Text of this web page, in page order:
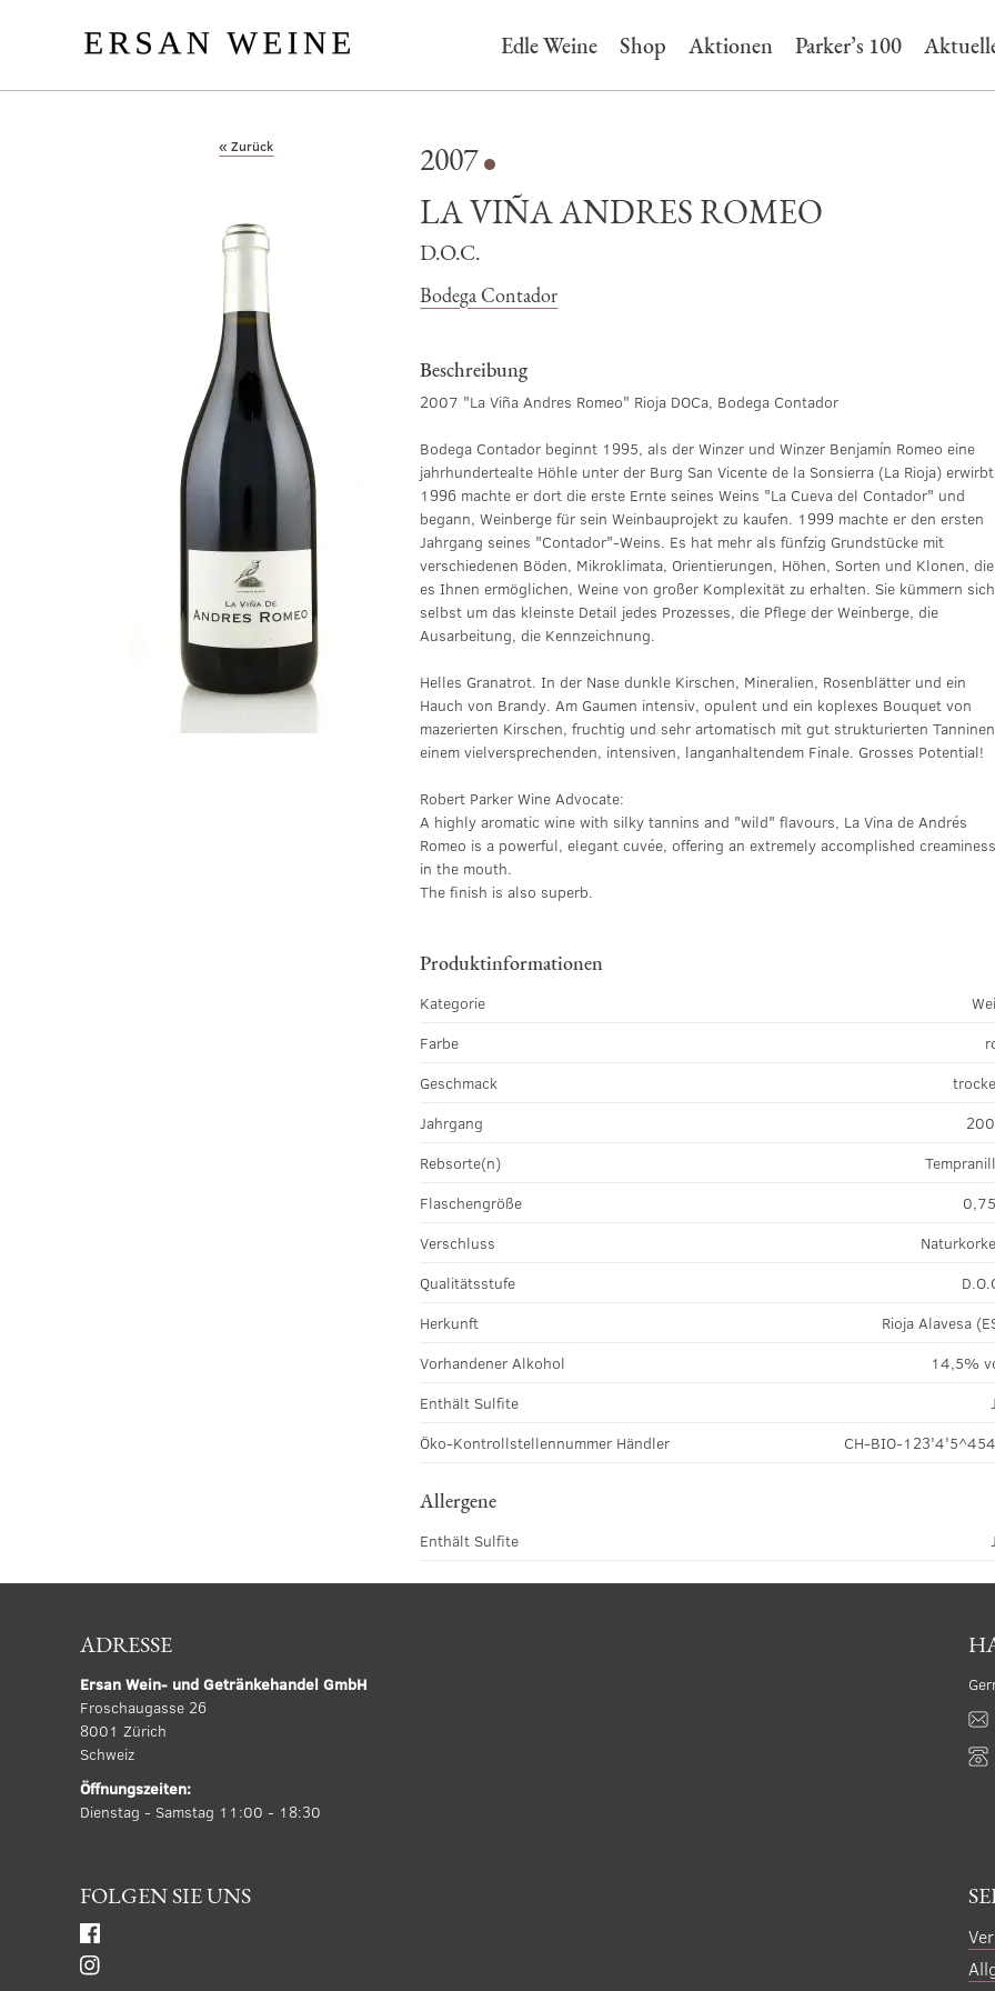
Edle Weine Shop Aktionen Parker’s 100
« Zurück 2007
LA VIÑA ANDRES ROMEO
D.O.C.
Bodega Contador
Beschreibung
2007 "La Viña Andres Romeo" Rioja DOCa, Bodega Contador
Bodega Contador beginnt 1995, als der Winzer und Winzer Benjamín Romeo eine
jahrhundertealte Höhle unter der Burg San Vicente de la Sonsierra (La Rioja)
1996 machte er dort die erste Ernte seines Weins "La Cueva del Contador" und
begann, Weinberge für sein Weinbauprojekt zu kaufen. 1999 machte er den ersten
Jahrgang seines "Contador"-Weins. Es hat mehr als fünfzig Grundstücke mit
verschiedenen Böden, Mikroklimata, Orientierungen, Höhen, Sorten und Klonen, die
es Ihnen ermöglichen, Weine von großer Komplexität zu erhalten. Sie kümmern sich
selbst um das kleinste Detail jedes Prozesses, die Pflege der Weinberge, die
Ausarbeitung, die Kennzeichnung.
Helles Granatrot. In der Nase dunkle Kirschen, Mineralien, Rosenblätter und ein
Hauch von Brandy. Am Gaumen intensiv, opulent und ein koplexes Bouquet von
mazerierten Kirschen, fruchtig und sehr artomatisch mit gut strukturierten
einem vielversprechenden, intensiven, langanhaltendem Finale. Grosses Potential!
Robert Parker Wine Advocate:
A highly aromatic wine with silky tannins and "wild" flavours, La Vina de Andrés
Romeo is a powerful, elegant cuvée, offering an extremely accomplished creaminess
in the mouth.
The finish is also superb.
Produktinformationen
Kategorie
Farbe
Geschmack
Jahrgang
Rebsorte(n)
Flaschengröße
Verschluss
Qualitätsstufe
Herkunft
Rioja Alavesa
Vorhandener Alkohol
14,5%
Enthält Sulfite
Öko-Kontrollstellennummer Händler
CH-BIO-
Allergene
Enthält Sulfite
ADRESSE
Ersan Wein- und Getränkehandel GmbH
Froschaugasse 26
8001 Zürich
Schweiz
Öffnungszeiten:
Dienstag - Samstag 11:00 - 18:30
FOLGEN SIE UNS